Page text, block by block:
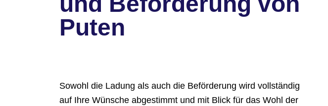
Puten
Sowohl die Ladung als auch die Beförderung wird vollständig
auf Ihre Wünsche abgestimmt und mit Blick für das Wohl der